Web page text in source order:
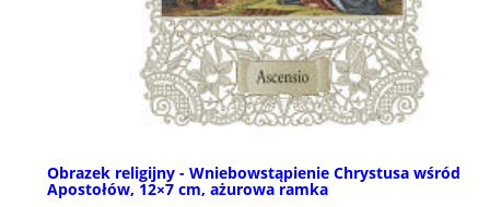
Obrazek religijny - Wniebowstąpienie Chrystusa wśród
Apostołów, 12×7 cm, ażurowa ramka